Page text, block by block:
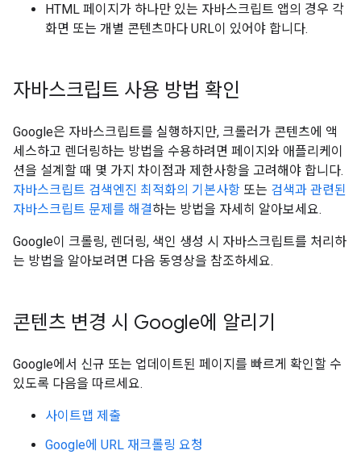
HTML 페이지가 하나만 있는 자바스크립트 앱의 경우 각
화면 또는 개별 콘텐츠마다 URL이 있어야 합니다.
자바스크립트 사용 방법 확인
Google은 자바스크립트를 실행하지만, 크롤러가 콘텐츠에 액
세스하고 렌더링하는 방법을 수용하려면 페이지와 애플리케이
션을 설계할 때 몇 가지 차이점과 제한사항을 고려해야 합니다.
자바스크립트 검색엔진 최적화의 기본사항 또는 검색과 관련된
자바스크립트 문제를 해결하는 방법을 자세히 알아보세요.
Google이 크롤링, 렌더링, 색인 생성 시 자바스크립트를 처리하
는 방법을 알아보려면 다음 동영상을 참조하세요.
콘텐츠 변경 시 Google에 알리기
Google에서 신규 또는 업데이트된 페이지를 빠르게 확인할 수
있도록 다음을 따르세요.
사이트맵 제출
Google에 URL 재크롤링 요청